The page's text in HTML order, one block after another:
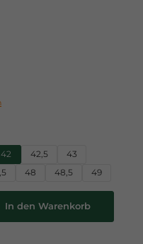
42 42,5
43
48 48,5 49
Wert ein oder benutze die
In den Warenkorb